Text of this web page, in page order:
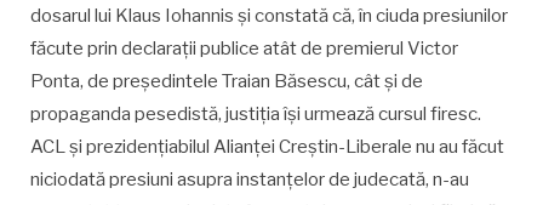
dosarul lui Klaus Iohannis și constată că, în ciuda presiunilor
făcute prin declarații publice atât de premierul Victor
Ponta, de președintele Traian Băsescu, cât și de
propaganda pesedistă, justiția își urmează cursul firesc.
ACL și prezidențiabilul Alianței Creștin-Liberale nu au făcut
niciodată presiuni asupra instanțelor de judecată, n-au